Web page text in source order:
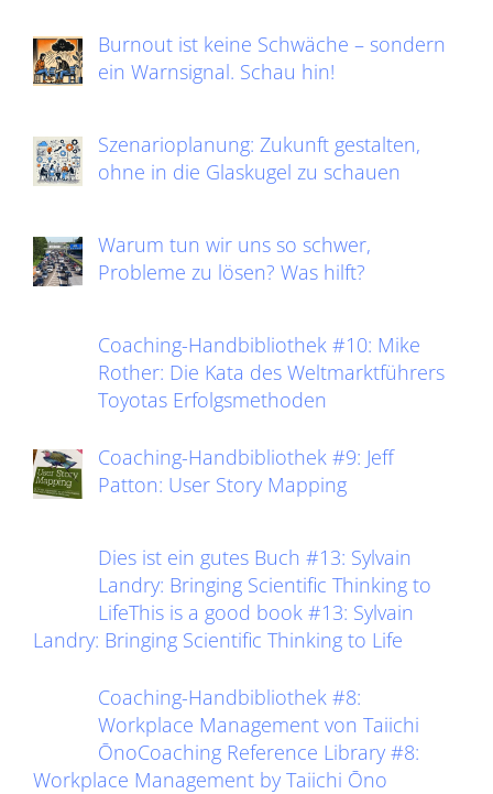
Burnout ist keine Schwäche – sondern
ein Warnsignal. Schau hin!
Szenarioplanung: Zukunft gestalten,
ohne in die Glaskugel zu schauen
Warum tun wir uns so schwer,
Probleme zu lösen? Was hilft?
Coaching-Handbibliothek #10: Mike
Rother: Die Kata des Weltmarktführers
Toyotas Erfolgsmethoden
Coaching-Handbibliothek #9: Jeff
Patton: User Story Mapping
Dies ist ein gutes Buch #13: Sylvain
Landry: Bringing Scientific Thinking to
LifeThis is a good book #13: Sylvain
Landry: Bringing Scientific Thinking to Life
Coaching-Handbibliothek #8:
Workplace Management von Taiichi
ŌnoCoaching Reference Library #8:
Workplace Management by Taiichi Ōno